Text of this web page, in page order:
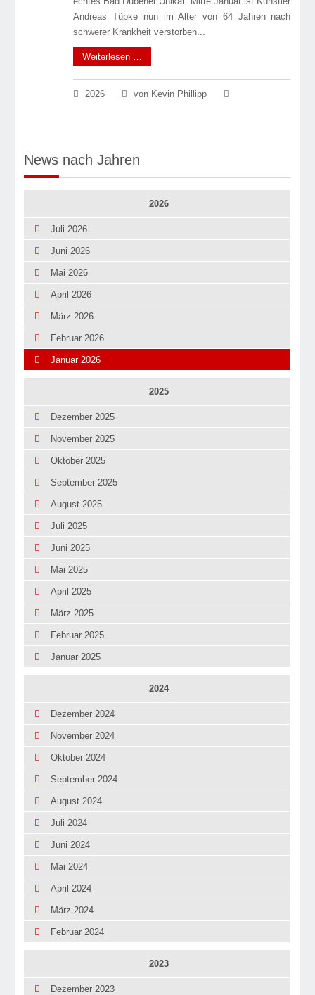
Andreas Tüpke nun im Alter von 64 Jahren nach
schwerer Krankheit verstorben...
Weiterlesen …
2026 von Kevin Phillipp
News nach Jahren
2026
Juli 2026
Juni 2026
Mai 2026
April 2026
März 2026
Februar 2026
Januar 2026
2025
Dezember 2025
November 2025
Oktober 2025
September 2025
August 2025
Juli 2025
Juni 2025
Mai 2025
April 2025
März 2025
Februar 2025
Januar 2025
2024
Dezember 2024
November 2024
Oktober 2024
September 2024
August 2024
Juli 2024
Juni 2024
Mai 2024
April 2024
März 2024
Februar 2024
2023
Dezember 2023